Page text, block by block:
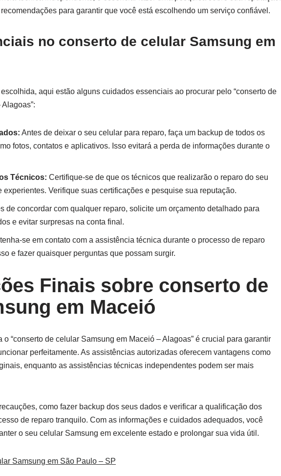
para garantir que você está escolhendo um serviço confiável.
no conserto de celular Samsung em
aqui estão alguns cuidados essenciais ao procurar pelo “conserto de
Antes de deixar o seu celular para reparo, faça um backup de todos os
fotos, contatos e aplicativos. Isso evitará a perda de informações durante o
Técnicos: Certifique-se de que os técnicos que realizarão o reparo do seu
Verifique suas certificações e pesquise sua reputação.
de concordar com qualquer reparo, solicite um orçamento detalhado para
e evitar surpresas na conta final.
se em contato com a assistência técnica durante o processo de reparo
e fazer quaisquer perguntas que possam surgir.
Finais sobre conserto de
em Maceió
o “conserto de celular Samsung em Maceió – Alagoas” é crucial para garantir
perfeitamente. As assistências autorizadas oferecem vantagens como
enquanto as assistências técnicas independentes podem ser mais
como fazer backup dos seus dados e verificar a qualificação dos
de reparo tranquilo. Com as informações e cuidados adequados, você
o seu celular Samsung em excelente estado e prolongar sua vida útil.
Samsung em São Paulo – SP